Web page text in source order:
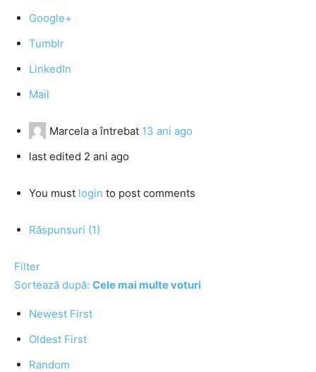
Google+
Tumblr
LinkedIn
Mail
Marcela a întrebat 13 ani ago
last edited 2 ani ago
You must login to post comments
Răspunsuri (1)
Filter
Sortează după: Cele mai multe voturi
Newest First
Oldest First
Random